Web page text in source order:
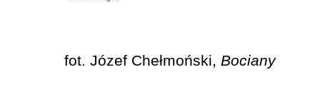
fot. Józef Chełmoński, Bociany